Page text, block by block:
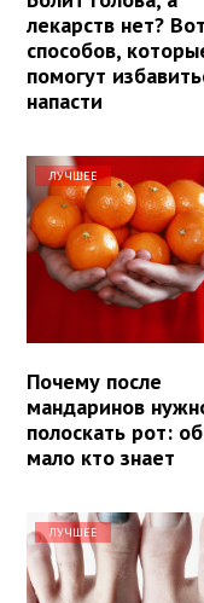
лекарств нет?
способов,
помогут
напасти
ЛУЧШЕЕ
Почему после
мандаринов
полоскать рот:
мало кто знает
ЛУЧШЕЕ